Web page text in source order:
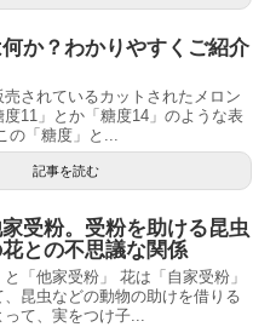
何か？わかりやすくご紹介
されているカットされたメロン
11」とか「糖度14」のような表
の「糖度」と...
記事を読む
受粉。受粉を助ける昆虫
との不思議な関係
「他家受粉」 花は「自家受粉」
昆虫などの動物の助けを借りる
って、実をつけ子...